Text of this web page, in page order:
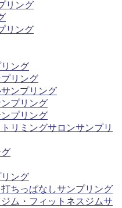
リング
リング
ング
リング
ンプリング
プリング
プリング
リミングサロンサンプリ
ング
ちっぱなしサンプリング
ム・フィットネスジムサ